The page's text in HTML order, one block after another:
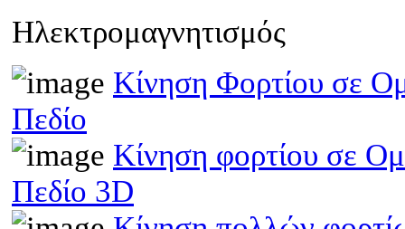
Ηλεκτρομαγνητισμός
Κίνηση Φορτίου σε
Πεδίο
Κίνηση φορτίου σε
Πεδίο 3D